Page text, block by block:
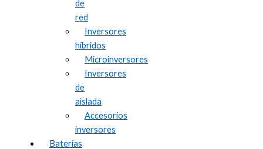
de
red
Inversores
híbridos
Microinversores
Inversores
de
aislada
Accesorios
inversores
Baterías